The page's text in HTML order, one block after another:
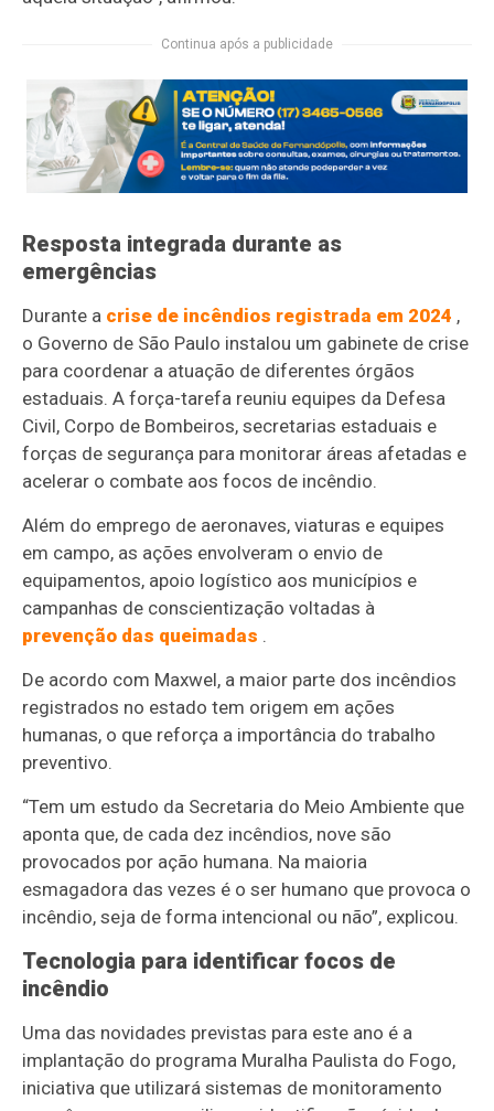
Continua após a publicidade
Resposta integrada durante as
emergências
Durante a crise de incêndios registrada em 2024 ,
o Governo de São Paulo instalou um gabinete de crise
para coordenar a atuação de diferentes órgãos
estaduais. A força-tarefa reuniu equipes da Defesa
Civil, Corpo de Bombeiros, secretarias estaduais e
forças de segurança para monitorar áreas afetadas e
acelerar o combate aos focos de incêndio.
Além do emprego de aeronaves, viaturas e equipes
em campo, as ações envolveram o envio de
equipamentos, apoio logístico aos municípios e
campanhas de conscientização voltadas à
prevenção das queimadas .
De acordo com Maxwel, a maior parte dos incêndios
registrados no estado tem origem em ações
humanas, o que reforça a importância do trabalho
preventivo.
“Tem um estudo da Secretaria do Meio Ambiente que
aponta que, de cada dez incêndios, nove são
provocados por ação humana. Na maioria
esmagadora das vezes é o ser humano que provoca o
incêndio, seja de forma intencional ou não”, explicou.
Tecnologia para identificar focos de
incêndio
Uma das novidades previstas para este ano é a
implantação do programa Muralha Paulista do Fogo,
iniciativa que utilizará sistemas de monitoramento